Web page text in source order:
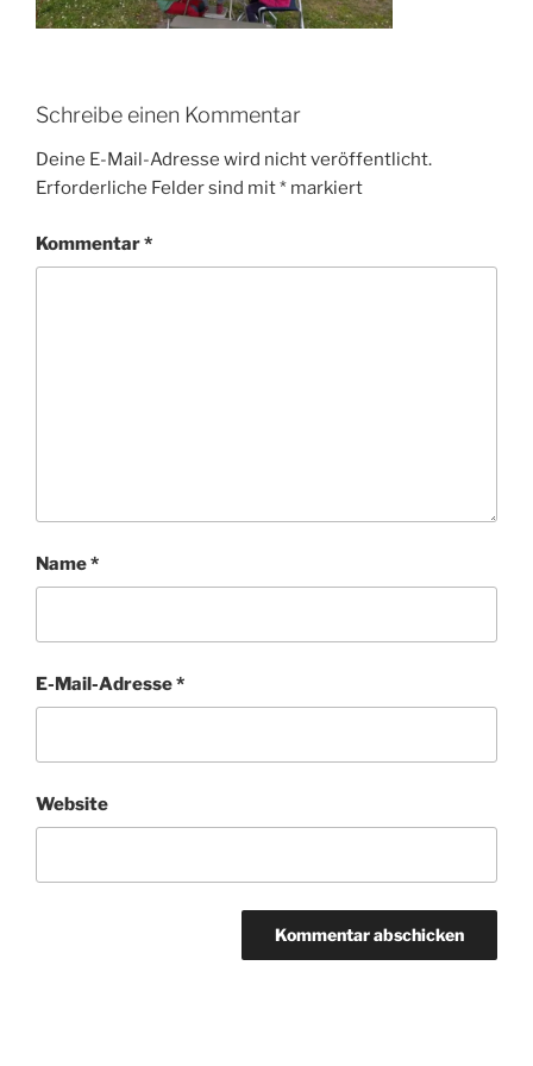
Schreibe einen Kommentar
Deine E-Mail-Adresse wird nicht veröffentlicht.
Erforderliche Felder sind mit* markiert
Kommentar*
Name*
E-Mail-Adresse*
Website